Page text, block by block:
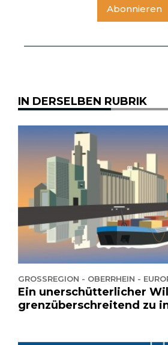
Abonnieren
IN DERSELBEN RUBRIK
GROSSREGION - OBERRHEIN -
Ein unerschütterlicher
grenzüberschreitend zu